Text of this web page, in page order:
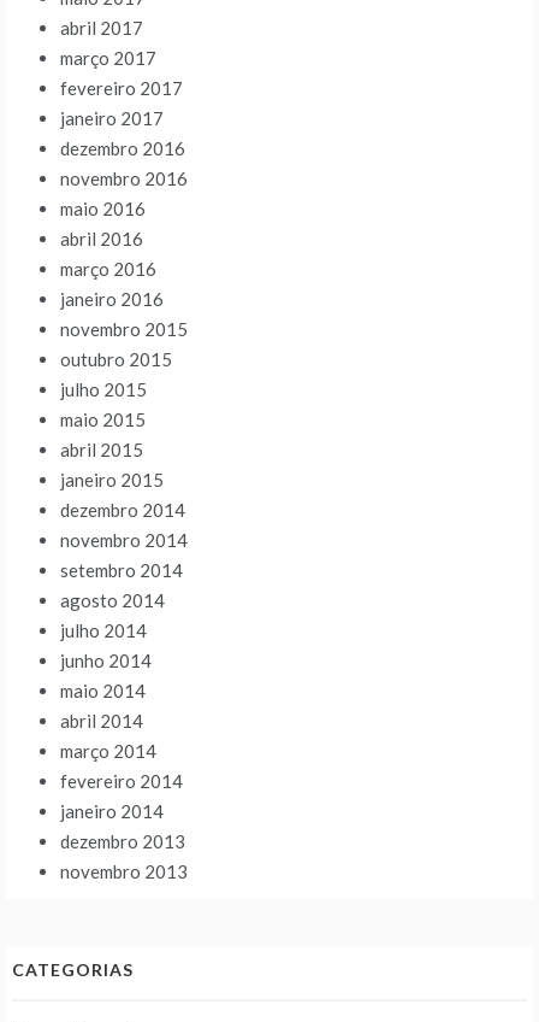
abril 2017
março 2017
fevereiro 2017
janeiro 2017
dezembro 2016
novembro 2016
maio 2016
abril 2016
março 2016
janeiro 2016
novembro 2015
outubro 2015
julho 2015
maio 2015
abril 2015
janeiro 2015
dezembro 2014
novembro 2014
setembro 2014
agosto 2014
julho 2014
junho 2014
maio 2014
abril 2014
março 2014
fevereiro 2014
janeiro 2014
dezembro 2013
novembro 2013
CATEGORIAS